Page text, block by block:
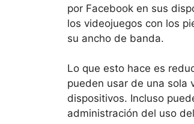
por Facebook en sus
los videojuegos con los
su ancho de banda.
Lo que esto hace es
pueden usar de una sola
dispositivos. Incluso
administración del uso